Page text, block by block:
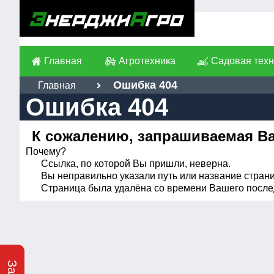
Главная Агротехника Садовая
Главная Ошибка 404
Ошибка 404
К сожалению, запрашиваемая
Почему?
Ссылка, по которой Вы пришли, неверна.
Вы неправильно указали путь или название
Страница была удалёна со времени Вашего